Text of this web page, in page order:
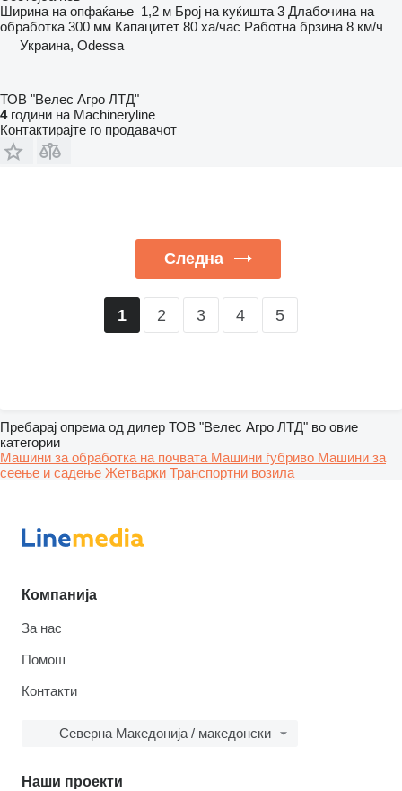
Ширина на опфаќање 1,2 м Број на куќишта 3 Длабочина на
обработка 300 мм Капацитет 80 ха/час Работна брзина 8 км/ч
Украина, Odessa
ТОВ "Велес Агро ЛТД"
4години на Machineryline
Контактирајте го продавачот
Следна
1 2 3 4 5
Пребарај опрема од дилер ТОВ "Велес Агро ЛТД" во овие
категории
Машини за обработка на почвата Машини ѓубриво Машини за
сеење и садење Жетварки Транспортни возила
Компанија
За нас
Помош
Контакти
Северна Македонија / македонски
Наши проекти